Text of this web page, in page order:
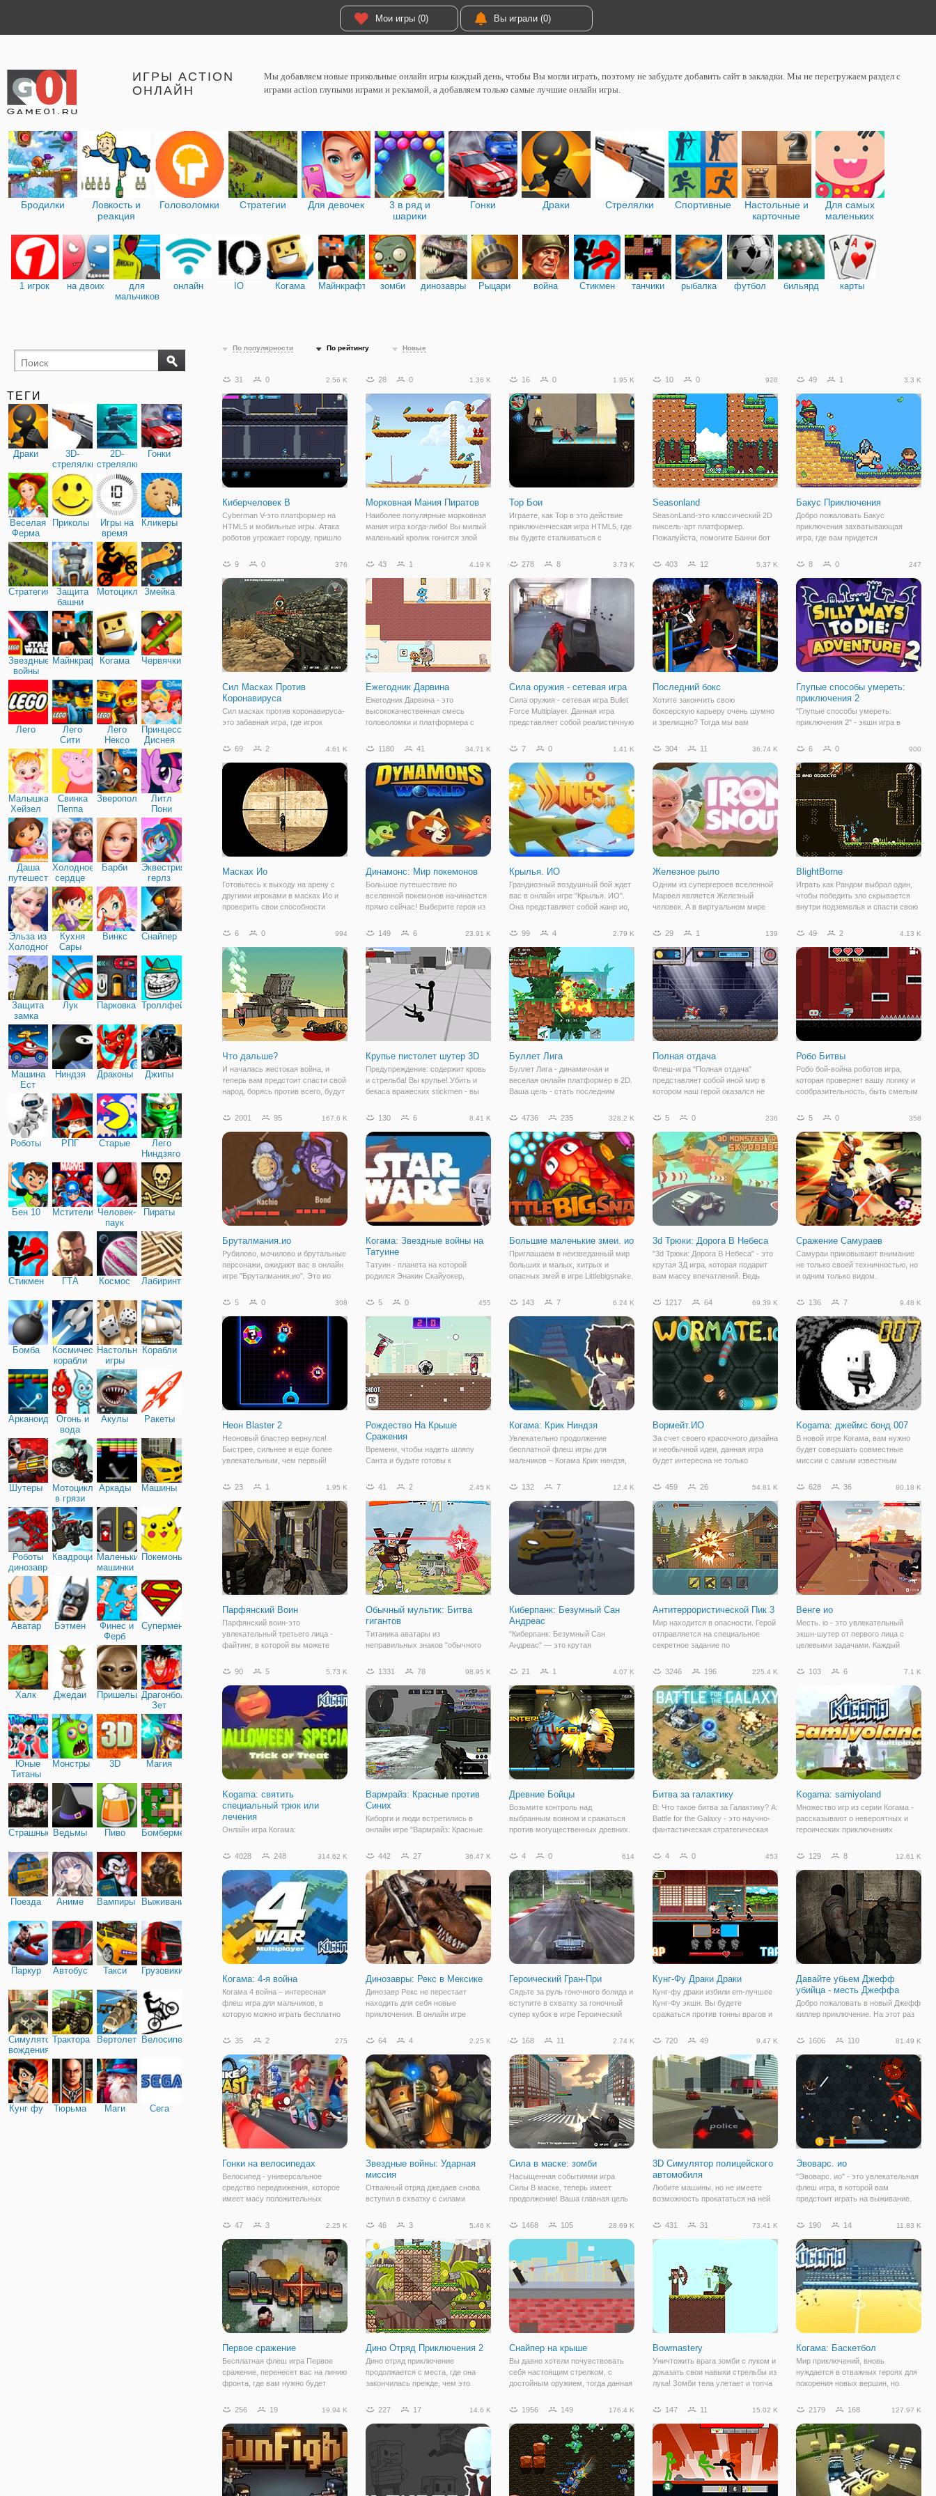
Мои игры (0) Вы играли (0)
ИГРЫ ACTION
ОНЛАЙН
Мы добавляем новые прикольные онлайн игры каждый день, чтобы Вы могли играть, поэтому не забудьте добавить сайт в закладки. Мы не перегружаем раздел с
играми action глупыми играми и рекламой, а добавляем только самые лучшие онлайн игры.
Бродилки
Ловкость и
реакция
Головоломки Стратегии Для девочек
3 в ряд и
шарики
Гонки Драки Стрелялки Спортивные
Настольные и
карточные
Для самых
маленьких
1 игрок на двоих
для
мальчиков
онлайн IO Когама Майнкрафт зомби динозавры Рыцари война Стикмен танчики рыбалка футбол бильярд карты
ТЕГИ
Драки
3D-
стрелялки
2D-
стрелялки
Гонки
Веселая
Ферма
Приколы
Игры на
время
Кликеры
Стратегия
Защита
башни
МотоциклыЗмейка
Звездные
войны
МайнкрафтКогама Червячки
Лего
Лего
Сити
Лего
Нексо
Найтс
Принцессы
Диснея
Малышка
Хейзел
Свинка
Пеппа
Зверополис
Литл
Пони
Дружба
Даша
путешественница
Холодное
сердце
Барби
Эквестрия
герлз
Эльза из
Холодного
сердца
Кухня
Сары
Винкс Снайпер
Защита
замка
Лук Парковка Троллфейс
Машина
Ест
Машину
Ниндзя Драконы Джипы
Роботы РПГ Старые
Лего
Ниндзяго
Бен 10 Мстители Человек-
паук
Пираты
Стикмен ГТА Космос Лабиринты
Бомба
Космические
корабли
Настольные
игры
Корабли
Арканоид
Огонь и
вода
Акулы Ракеты
Шутеры
Мотоциклы
в грязи
Аркады Машины
Роботы
динозавры
КвадроциклыМаленькие
машинки
Покемоны
Аватар Бэтмен
Финес и
Ферб
Супермен
Халк Джедаи ПришельцыДрагонболл
Зет
Юные
Титаны
Монстры 3D Магия
Страшные Ведьмы Пиво Бомбермен
Поезда Аниме Вампиры Выживание
Паркур Автобус Такси Грузовики
Симулятор
вождения
Трактора ВертолетыВелосипед
Кунг фу Тюрьма Маги Сега
По популярности По рейтингу Новые
31 0 2.56 K
Киберчеловек В
Cyberman V-это платформер на
HTML5 и мобильные игры. Атака
роботов угрожает городу, пришло
уничтожь их! Путешествуйте по
постарайтесь найти все золото и
28 0 1.36 K
Морковная Мания Пиратов
Наиболее популярные морковная
мания игра когда-либо! Вы милый
маленький кролик гонится злой
морковь, бриллианты, жемчужные
поскольку вы путешествуете свой
путь через
16 0 1.95 K
Тор Бои
Играете, как Тор в это действие
приключенческая игра HTML5, где
вы будете сталкиваться с
или мастера. В каждом бою, вы
прежде чем огонь полностью
исчезнет, поэтому
10 0 928
Seasonland
SeasonLand-это классический 2D
пиксель-арт платформер.
Пожалуйста, помогите Банни бот
путешествия в поисках пути, но
злых монстров и смертельные
ловушки, которые будут
49 1 3.3 K
Бакус Приключения
Добро пожаловать Бакус
приключения захватывающая
игра, где вам придется
боссов, веселиться с помощью
дальний бой используйте свой лук,
славы и богатства
9 0 376
Сил Масках Против
Коронавируса
Сил масках против коронавируса-
это забавная игра, где игрок
игре есть 4 режима игры: убить,
и выживания.
43 1 4.19 K
Ежегодник Дарвина
Ежегодник Дарвина - это
высококачественная смесь
головоломки и платформера с
удивительного мира Гамбола
278 8 3.73 K
Сила оружия - сетевая игра
Сила оружия - сетевая игра Bullet
Force Multiplayer. Данная игра
представляет собой реалистичную
командой! Игра познакомит Вас с
маршрутными картами и многим
403 12 5.37 K
Последний бокс
Хотите закончить свою
боксерскую карьеру очень шумно
и зрелищно? Тогда мы вам
Который является чемпионом уже
боксерские поединки нужно
оставить в прошлом,
8 0 247
Глупые способы умереть:
приключения 2
"Глупые способы умереть:
приключения 2" - экшн игра в
названию игры вы могли понять,
предстоит избежать смерти.
Глупой смерти, любой ценой. Они
оказались в мире, где
69 2 4.61 K
Масках Ио
Готовьтесь к выходу на арену с
другими игроками в масках Ио и
проверить свои способности
вас есть возможность выбрать
кампании.
1180 41 34.71 K
Динамонс: Мир покемонов
Большое путешествие по
вселенной покемонов начинается
прямо сейчас! Выберите героя из
тренировать его и улучшать
миру, можно наткнуться на других
покемонов.
7 0 1.41 K
Крылья. ИО
Грандиозный воздушный бой ждет
вас в онлайн игре "Крылья. ИО".
Она представляет собой жанр ио,
многопользовательском режиме. А
перемещаться по всему
пространству,
304 11 36.74 K
Железное рыло
Одним из супергероев вселенной
Марвел является Железный
человек. А в виртуальном мире
железной хваткой, именуемый
бесстрашный поросенок, который
не боится замарать руки
6 0 900
BlightBorne
Играть как Рандом выбрал один,
чтобы победить зло скрывается
внутри подземелья и спасти свою
артефакт, который может принести
их жителей. BlightBorne является
6 0 994
Что дальше?
И началась жестокая война, и
теперь вам предстоит спасти свой
народ, борясь против всего, будут
Управлять супер - обученный
врагов! Ваши враги пытаются
бомбу, чтобы
149 6 23.91 K
Крупье пистолет шутер 3D
Предупреждение: содержит кровь
и стрельба! Вы крупье! Убить и
бекаса вражеских stickmen - вы
убьют тебя! Как долго вы будете
удивительной игре 3D шутер, там
будет
99 4 2.79 K
Буллет Лига
Буллет Лига - динамичная и
веселая онлайн платформер в 2D.
Ваша цель - стать последним
будете играть за свинку, который
персонажа, с оружием в руках.
Ему
29 1 139
Полная отдача
Флеш-игра "Полная отдача"
представляет собой иной мир в
котором наш герой оказался не
цивилизаций. Здесь он наткнулся
роботов, обладающих
искусственным интеллектом,
49 2 4.13 K
Робо Битвы
Робо бой-война роботов игра,
которая проверяет вашу логику и
сообразительность, быть смелым
других военных роботов, лазеры,
врагов и препятствий для бота, так
что
2001 95 167.6 K
Бруталмания.ио
Рубилово, мочилово и брутальные
персонажи, ожидают вас в онлайн
игре "Бруталмания.ио". Это ио
сражаться за выживание среди
серьезная битва за выживание, в
130 6 8.41 K
Когама: Звездные войны на
Татуине
Татуин - планета на которой
родился Энакин Скайуокер,
и сменит имя на Дарт Вейдер. Ему
равновесие силы. Но никто не
знал, что он захочет стать правой
рукой темного
4736 235 328.2 K
Большие маленькие змеи. ио
Приглашаем в неизведанный мир
больших и малых, хитрых и
опасных змей в игре Littlebigsnake.
которая вышла с дополнениями и
процесс стал еще насыщенней и
5 0 236
3d Трюки: Дорога В Небеса
"3d Трюки: Дорога В Небеса" - это
крутая 3Д игра, которая подарит
вам массу впечатлений. Ведь
которых можно направлять свой
градусов. Врубайте нитро для
5 0 358
Сражение Самураев
Самураи приковывают внимание
не только своей техничностью, но
и одним только видом.
воинов и принять с ними участие в
игре "Сражение Самураев". По
своему
5 0 308
Неон Blaster 2
Неоновый бластер вернулся!
Быстрее, сильнее и еще более
увлекательным, чем первый!
обновить ваши пушки и править
внеочередной, экшн аркадная
стрелялка, где вы
5 0 455
Рождество На Крыше
Сражения
Времени, чтобы надеть шляпу
Санта и будьте готовы к
пристрелить противника с крыши в
тематикой шутер.
143 7 6.24 K
Когама: Крик Ниндзя
Увлекательно продолжение
бесплатной флеш игры для
мальчиков – Когама Крик ниндзя,
самых опасных мест в мире,
Среди всех опытных воинов
ниндзя, только вы в
1217 64 69.39 K
Вормейт.ИО
За счет своего красочного дизайна
и необычной идеи, данная игра
будет интересна не только
взрослому, но и маленьким детям.
стала лоступна для разного
возрастного
136 7 9.48 K
Kogama: джеймс бонд 007
В новой игре Когама, вам нужно
будет совершать совместные
миссии с самым известным
Джеймсом Бондом. Хоть Джеймс
тоже иногда нужна помощь,
поэтому он обратился
23 1 1.95 K
Парфянский Воин
Парфянский воин-это
увлекательный третьего лица -
файтинг, в которой вы можете
Управлять этой мощной
всех других воинов на своем пути.
Найти оружие и щиты,
41 2 2.45 K
Обычный мультик: Битва
гигантов
Титаника аватары из
неправильных знаков "обычного
Выберите ваш и сражение, пока
против одного против гигантских
воинов, как утята, злых гусей,
хранитель секретов,
132 7 12.4 K
Киберпанк: Безумный Сан
Андреас
"Киберпанк: Безумный Сан
Андреас" — это крутая
лица в стиле ГТА. Вы окажетесь в
где по улицам ходят роботы, а
машину летают в воздухе. В этом
необычном
459 26 54.81 K
Антитеррористической Пик 3
Мир находится в опасности. Герой
отправляется на специальное
секретное задание по
преступников. Наш агент
врагам. Ваша задача заключается
в контроле дополнительное
оружие:
628 36 80.18 K
Венге ио
Месть. io - это увлекательный
экшн-шутер от первого лица с
целевыми задачами. Каждый
опыт с картами способностей,
браузере, без
90 5 5.73 K
Kogama: святить
специальный трюк или
лечения
Онлайн игра Когама:
подготовка к страшному празднику
совсем недавно. И на самом деле,
это не такой веселый праздник как
принято считать. В этот день,
живые должны
1331 78 98.95 K
Вармрайз: Красные против
Синих
Киборги и люди встретились в
онлайн игре "Вармрайз: Красные
за земли. Игра представляет
многопользовательском режиме.
Вы можете создать свою комнату
или
21 1 4.07 K
Древние Бойцы
Возьмите контроль над
выбранным воином и сражаться
против могущественных древних.
боец, победив каждого бойца
рефлексы и подраться в
одиночной игре или в режиме
3246 196 225.4 K
Битва за галактику
В: Что такое битва за Галактику? A:
Battle for the Galaxy - это научно-
фантастическая стратегическая
опубликованная Ninja Kiwi. Он был
августа 2014 года. Он
103 6 7.1 K
Kogama: samiyoland
Множество игр из серии Когама -
рассказывают о невероятных и
героических приключениях
очередная игра серии - Когама:
сказочный мир Сигма, причем
совершенно случайно.
4028 248 314.62 K
Когама: 4-я война
Когама 4 война – интересная
флеш игра для мальчиков, в
которую можно играть бесплатно
времени. Действие игры
мире, где идет война между двумя
кланами. Вам нужно
442 27 36.47 K
Динозавры: Рекс в Мексике
Динозавр Рекс не перестает
находить для себя новые
приключения. В онлайн игре
увидите, как огромный динозавр Т-
оказался на улицах солнечной
Мексики, пока
4 0 614
Героический Гран-При
Сядьте за руль гоночного болида и
вступите в схватку за гоночный
супер кубок в игре Героический
довольно просто. Нужно
воздушном потоке, чтобы
сопротивление воздуха
4 0 453
Кунг-Фу Драки Драки
Кунг-фу драки избили em-лучшее
Кунг-Фу экшн. Вы будете
сражаться против тонны врагов и
очень быстро и настоящий мастер
обеих сторон экрана. Вы можете
129 8 12.61 K
Давайте убьем Джефф
убийца - месть Джеффа
Добро пожаловать в новый Джефф
киллер приключение. На этот раз
Джефф убийца. История солдата:
отправляются исследовать
заброшенный город. Ходят слухи,
что убийца
35 2 275
Гонки на велосипедах
Велосипед - универсальное
средство передвижения, которое
имеет масу положительных
на здоровье и самочуствие, во
перемещаться из пунка А в пункт
Б, и в третьих -
64 4 2.25 K
Звездные войны: Ударная
миссия
Отважный отряд джедаев снова
вступил в схватку с силами
из имперских кораблей и просят
так начинается бесплатная флеш
игра – Звездные войны: ударная
миссия.
168 11 2.74 K
Сила в маске: зомби
Насыщенная событиями игра
Силы В маске, теперь имеет
продолжение! Ваша главная цель
зомби и выжить максимально
используя все необходимое
оружие. У Вас есть способ
720 49 9.47 K
3D Симулятор полицейского
автомобиля
Любите машины, но не имеете
возможность прокататься на ней
пожаловать в игру. Здесь вы
покататься на безлюдной трассе,
1606 110 81.49 K
Эвоварс. ио
"Эвоварс. ио" - это увлекательная
флеш игра, в которой вам
предстоит играть на выживание.
подразумевающий открытый мир в
значит, вы можете свободно
47 3 2.25 K
Первое сражение
Бесплатная флеш игра Первое
сражение, перенесет вас на линию
фронта, где вам нужно будет
крещение и научится выживать на
необходимые предметы, а
которых – нужно
46 3 5.46 K
Дино Отряд Приключения 2
Дино отряд приключение
продолжается с места, где она
закончилась прежде, чем это
присоединяется к динозавру
переключиться на новый
динозавр, который только что
добавил,
1468 105 28.69 K
Снайпер на крыше
Вы давно хотели почувствовать
себя настоящим стрелком, с
достойным оружием, тогда данная
действия игры происходит на
на которой вы и будите проходить
все
431 31 73.41 K
Bowmastery
Уничтожить врага зомби с луком и
доказать свои навыки стрельбы из
лука! Зомби тела улетает и топча
основе 2D экшн - шутер.
190 14 11.83 K
Когама: Баскетбол
Мир приключений, вновь
нуждается в отважных героях для
покорения новых вершин, но
битвы уже давно отошли на задний
играть бесплатно в баскетбол. И
не просто в
256 19 19.94 K 227 17 14.6 K 1956 149 176.4 K 147 11 15.02 K 2179 168 127.97 K